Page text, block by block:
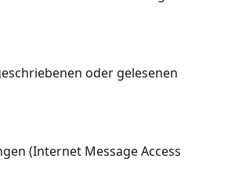
oder gelesenen
(Internet Message Access